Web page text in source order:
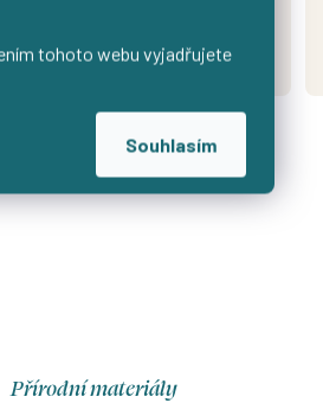
tohoto webu vyjadřujete
Souhlasím
7–14 dní od
objednávky
Přírodní materiály